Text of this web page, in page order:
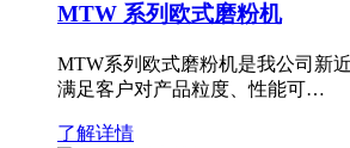
MTW 系列欧式磨粉机
MTW系列欧式磨粉机是我公司新
满足客户对产品粒度、性能可…
了解详情